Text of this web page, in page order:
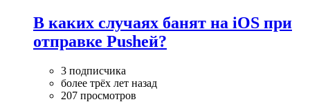
В каких случаях банят на iOS при
отправке Pushей?
3 подписчика
более трёх лет назад
207 просмотров